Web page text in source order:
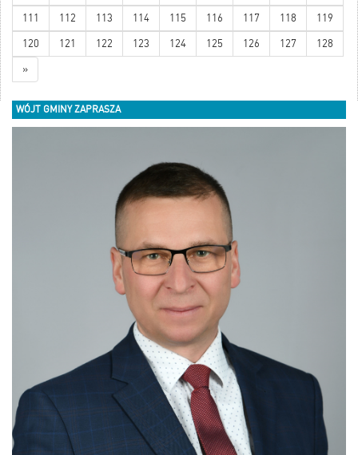
111 112 113 114 115 116 117 118 119
120 121 122 123 124 125 126 127 128
»
WÓJT GMINY ZAPRASZA